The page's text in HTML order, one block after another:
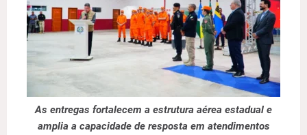
As entregas fortalecem a estrutura aérea estadual e
amplia a capacidade de resposta em atendimentos